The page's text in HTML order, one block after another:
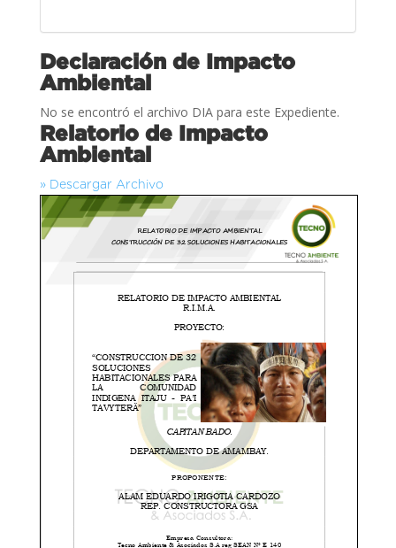
Declaración de Impacto
Ambiental
No se encontró el archivo DIA para este Expediente.
Relatorio de Impacto
Ambiental
» Descargar Archivo